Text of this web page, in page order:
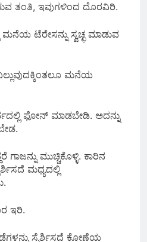
ತಂತಿ, ಇವುಗಳಿಂದ ದೊರವಿರಿ.
ಟೆರೇಸನ್ನು ಸ್ವಚ್ಛ ಮಾಡುವ
ಮನೆಯ
ಫೋನ್ ಮಾಡಬೇಡಿ. ಅದನ್ನು
ಗಾಜನ್ನು ಮುಚ್ಚಿಕೊಳ್ಳಿ. ಕಾರಿನ
ಮಧ್ಯದಲ್ಲಿ
ಇರಿ.
ಸ್ಪೆರ್ಶಿಸದೆ ಕೋಣೆಯ